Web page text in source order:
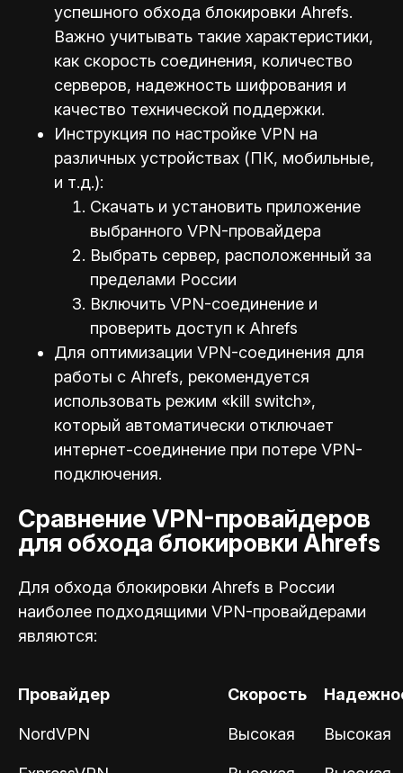
успешного обхода блокировки Ahrefs.
Важно учитывать такие характеристики,
как скорость соединения, количество
серверов, надежность шифрования и
качество технической поддержки.
Инструкция по настройке VPN на
различных устройствах (ПК, мобильные,
и т.д.):
Скачать и установить приложение
выбранного VPN-провайдера
Выбрать сервер, расположенный за
пределами России
Включить VPN-соединение и
проверить доступ к Ahrefs
Для оптимизации VPN-соединения для
работы с Ahrefs, рекомендуется
использовать режим «kill switch»,
который автоматически отключает
интернет-соединение при потере VPN-
подключения.
Сравнение VPN-провайдеров
для обхода блокировки Ahrefs
Для обхода блокировки Ahrefs в России
наиболее подходящими VPN-провайдерами
являются:
Провайдер Скорость
NordVPN Высокая Высокая